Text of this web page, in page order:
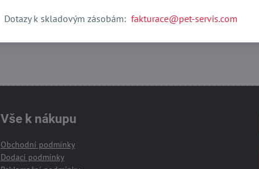
Vše k nákupu
Obchodní podmínky
Dodací podmínky
Dotazy k skladovým zásobám:fakturace@pet-servis.com